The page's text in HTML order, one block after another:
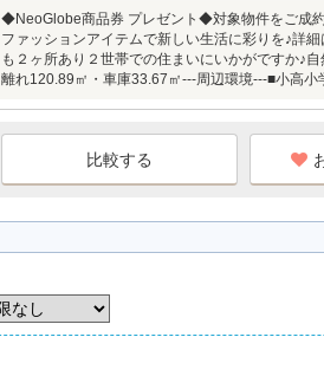
◆NeoGlobe商品券 プレゼント◆対象物件をご成
ファッションアイテムで新しい生活に彩りを♪詳
も２ヶ所あり２世帯での住まいにいかがですか♪
離れ120.89㎡・車庫33.67㎡---周辺環境---■小高